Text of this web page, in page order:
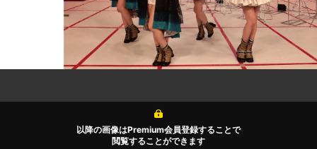
以降の画像はPremium会員登録することで
閲覧することができます